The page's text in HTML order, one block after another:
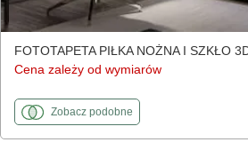
FOTOTAPETA PIŁKA NOŻNA I SZKŁO
Cena zależy od wymiarów
Zobaczfototapety
podobnedo Piłka nożna i szkło 3D